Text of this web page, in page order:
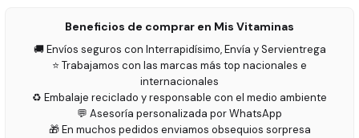
Beneficios de comprar en Mis Vitaminas
🚚 Envíos seguros con Interrapidísimo, Envía y Servientrega
⭐ Trabajamos con las marcas más top nacionales e
internacionales
♻️ Embalaje reciclado y responsable con el medio ambiente
💬 Asesoría personalizada por WhatsApp
🎁 En muchos pedidos enviamos obsequios sorpresa